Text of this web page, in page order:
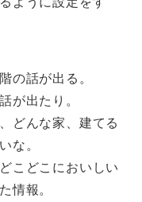
の話が出る。
が出たり。
どんな家、建てる
な。
こどこにおいしい
情報。